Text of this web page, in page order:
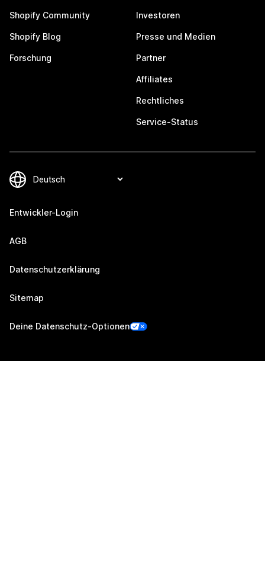
Shopify Community
Shopify Blog
Forschung
Investoren
Presse und Medien
Partner
Affiliates
Rechtliches
Service-Status
Entwickler-Login
AGB
Datenschutzerklärung
Sitemap
Deine Datenschutz-Optionen